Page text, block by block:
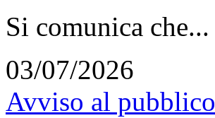
Si comunica che...
03/07/2026
Avviso al pubblico